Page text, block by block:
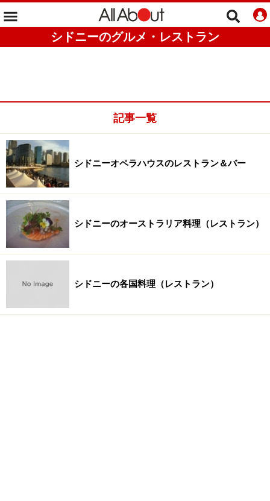
シドニーのグルメ・レストラン
記事一覧
シドニーオペラハウスのレストラン＆バー
シドニーのオーストラリア料理（レストラン）
シドニーの各国料理（レストラン）